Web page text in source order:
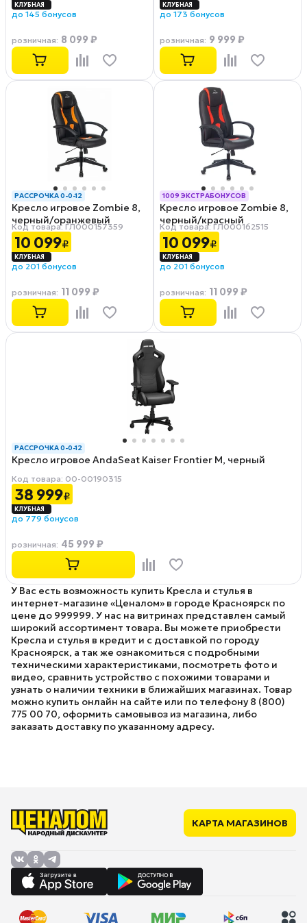
до 145 бонусов
розничная: 8 099 ₽
до 173 бонусов
розничная: 9 999 ₽
РАССРОЧКА 0-0-12
Кресло игровое Zombie 8,
черный/оранжевый
Код товара: ГЛ000157359
10 099₽
до 201 бонусов
розничная: 11 099 ₽
1009 ЭКСТРАБОНУСОВ
РАССРОЧКА 0-0-12
Кресло игровое Zombie 8,
черный/красный
Код товара: ГЛ000162515
10 099₽
до 201 бонусов
розничная: 11 099 ₽
РАССРОЧКА 0-0-12
Кресло игровое AndaSeat Kaiser Frontier M, черный
Код товара: 00-00190315
38 999₽
до 779 бонусов
розничная: 45 999 ₽
У Вас есть возможность купить Кресла и стулья в
интернет-магазине «Ценалом» в городе Красноярск по
цене до 999999. У нас на витринах представлен самый
широкий ассортимент товара. Вы можете приобрести
Кресла и стулья в кредит и с доставкой по городу
Красноярск, а так же ознакомиться с подробными
техническими характеристиками, посмотреть фото и
видео, сравнить устройство с похожими товарами и
узнать о наличии техники в ближайших магазинах. Товар
можно купить онлайн на сайте или по телефону 8 (800)
775 00 70, оформить самовывоз из магазина, либо
заказать доставку по указанному адресу.
КАРТА МАГАЗИНОВ